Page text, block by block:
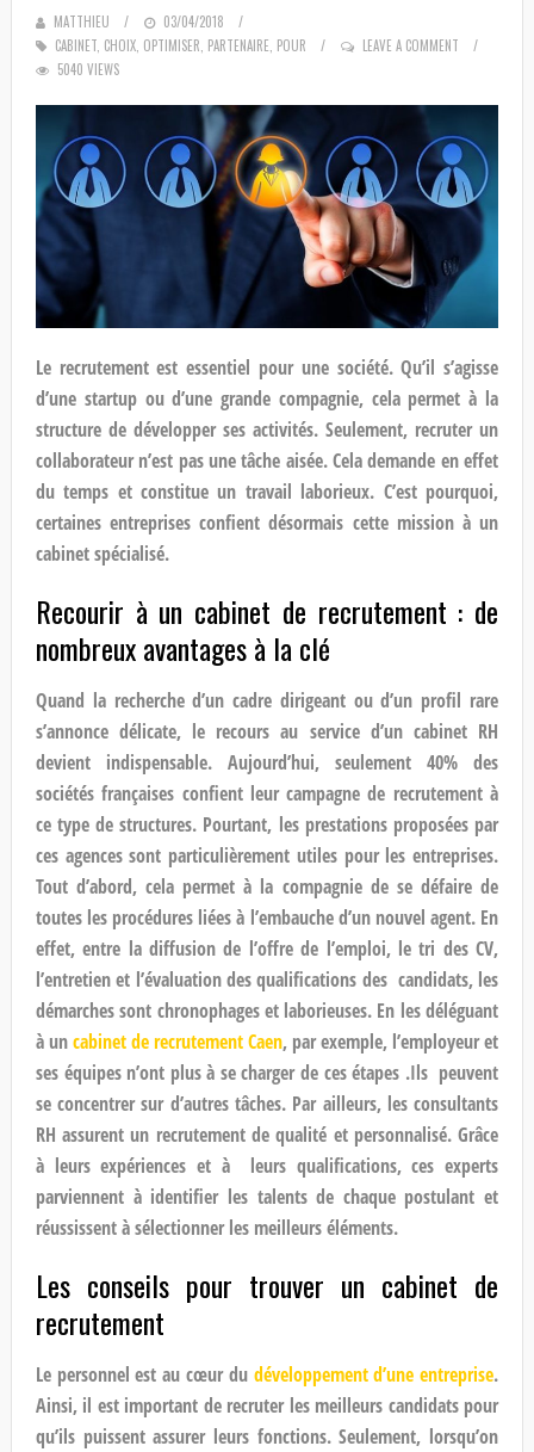
MATTHIEU
POSTED
ON
03/04/2018
CABINET, CHOIX, OPTIMISER PARTENAIRE POUR
LEAVE A COMMENT
5040 VIEWS
Le recrutement est essentiel pour une société. Qu’il s’agisse
d’une startup ou d’une grande compagnie, cela permet à la
structure de développer ses activités. Seulement, recruter un
collaborateur n’est pas une tâche aisée. Cela demande en effet
du temps et constitue un travail laborieux. C’est pourquoi,
certaines entreprises confient désormais cette mission à un
cabinet spécialisé.
Recourir à un cabinet de recrutement : de
nombreux avantages à la clé
Quand la recherche d’un cadre dirigeant ou d’un profil rare
s’annonce délicate, le recours au service d’un cabinet RH
devient indispensable. Aujourd’hui, seulement 40% des
sociétés françaises confient leur campagne de recrutement à
ce type de structures. Pourtant, les prestations proposées par
ces agences sont particulièrement utiles pour les entreprises.
Tout d’abord, cela permet à la compagnie de se défaire de
toutes les procédures liées à l’embauche d’un nouvel agent. En
effet, entre la diffusion de l’offre de l’emploi, le tri des CV,
l’entretien et l’évaluation des qualifications des candidats, les
démarches sont chronophages et laborieuses. En les déléguant
à uncabinet de recrutement Caen, par exemple, l’employeur et
ses équipes n’ont plus à se charger de ces étapes .Ils peuvent
se concentrer sur d’autres tâches. Par ailleurs, les consultants
RH assurent un recrutement de qualité et personnalisé. Grâce
à leurs expériences et à leurs qualifications, ces experts
parviennent à identifier les talentsde chaque postulant et
réussissent à sélectionner les meilleurs éléments.
Les conseils pour trouver un cabinet de
recrutement
Le personnel est au cœur du développement d’une entreprise.
Ainsi, il est important de recruter les meilleurs candidats pour
qu’ils puissent assurer leurs fonctions. Seulement, lorsqu’on